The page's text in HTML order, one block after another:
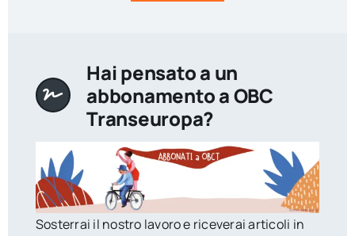
Hai pensato a un
abbonamento a OBC
Transeuropa?
Sosterrai il nostro lavoro e riceverai articoli in